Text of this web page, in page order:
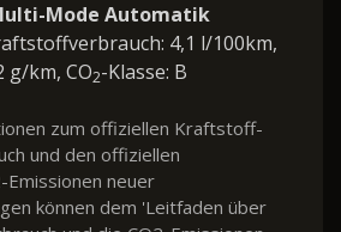
Mode Automatik
4,1 l/100km,
g/km, CO2-Klasse: B
zum offiziellen Kraftstoff-
und den offiziellen
Emissionen neuer
können dem 'Leitfaden über